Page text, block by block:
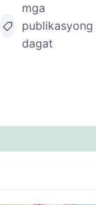
mga
publikasyong
dagat